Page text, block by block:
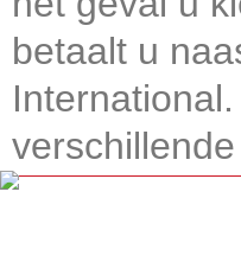
betaalt u